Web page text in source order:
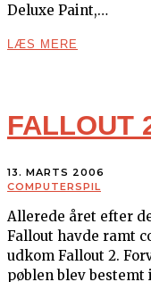
Deluxe Paint,…
LÆS MERE
FALLOUT
13. MARTS 2006
COMPUTERSPIL
Allerede året efter
Fallout havde ramt
udkom Fallout 2.
pøblen blev